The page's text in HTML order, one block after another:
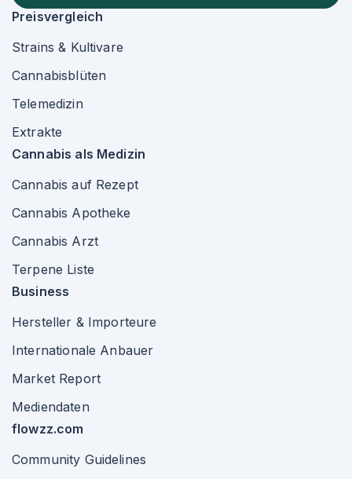
Preisvergleich
Strains & Kultivare
Cannabisblüten
Telemedizin
Extrakte
Cannabis als Medizin
Cannabis auf Rezept
Cannabis Apotheke
Cannabis Arzt
Terpene Liste
Business
Hersteller & Importeure
Internationale Anbauer
Market Report
Mediendaten
flowzz.com
Community Guidelines